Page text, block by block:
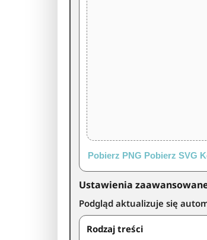
Pobierz PNG Pobierz SVG
Ustawienia
Podgląd aktualizuje się
Rodzaj treści